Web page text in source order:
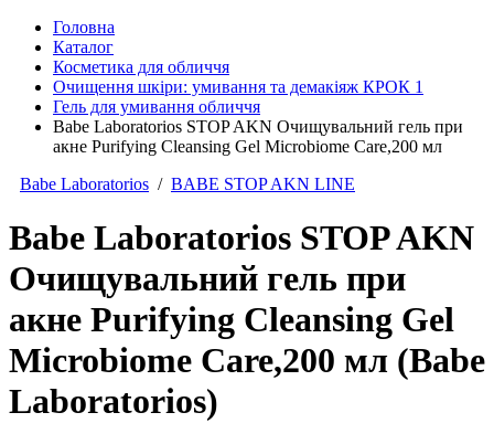
Головна
Каталог
Косметика для обличчя
Очищення шкіри: умивання та демакіяж КРОК 1
Гель для умивання обличчя
Babe Laboratorios STOP AKN Очищувальний гель при
акне Purifying Cleansing Gel Microbiome Care,200 мл
Babe Laboratorios / BABE STOP AKN LINE
Babe Laboratorios STOP AKN
Очищувальний гель при
акне Purifying Cleansing Gel
Microbiome Care,200 мл (Babe
Laboratorios)